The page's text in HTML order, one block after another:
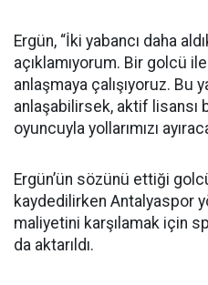
Ergün, “İki yabancı daha
açıklamıyorum. Bir golcü
anlaşmaya çalışıyoruz. Bu
anlaşabilirsek, aktif lisansı
oyuncuyla yollarımızı
Ergün’ün sözünü ettiği
kaydedilirken Antalyaspor
maliyetini karşılamak için
da aktarıldı.